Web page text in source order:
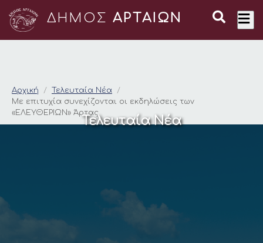
ΔΗΜΟΣ ΑΡΤΑΙΩΝ
Με επιτυχία
Αρχική
Τελευταία Νέα
Με επιτυχία συνεχίζονται οι εκδηλώσεις των
«ΕΛΕΥΘΕΡΙΩΝ» Άρτας
Τελευταία Νέα